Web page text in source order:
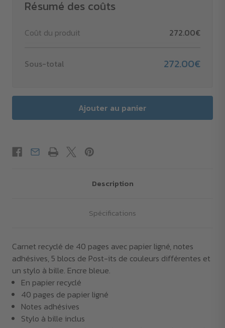
Résumé des coûts
Coût du produit 272.00€
Sous-total 272.00€
Description
Spécifications
Carnet recyclé de 40 pages avec papier ligné, notes
adhésives, 5 blocs de Post-its de couleurs différentes et
un stylo à bille. Encre bleue.
En papier recyclé
40 pages de papier ligné
Notes adhésives
Stylo à bille inclus